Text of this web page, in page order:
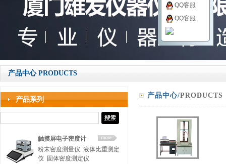
产品中心 PRODUCTS
产品系列
触摸屏电子密度计
粉末密度测量仪 液体比重测定
仪
固体密度测定仪
产品中心/PRODUCTS
QQ客服
QQ客服